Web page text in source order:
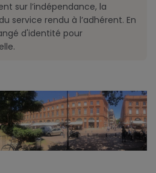
sur l’indépendance, la
service rendu à l’adhérent. En
d'identité pour